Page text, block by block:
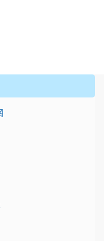
modules/
presentation/d/